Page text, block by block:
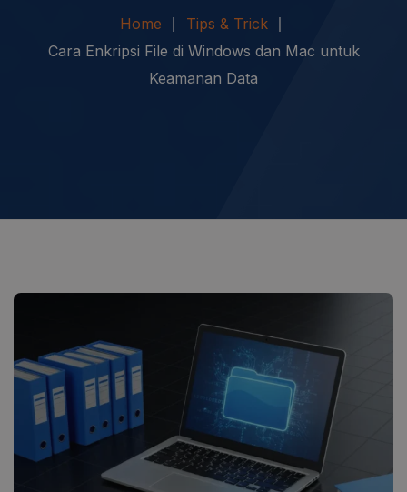
Home
Tips & Trick
Cara Enkripsi File di Windows dan Mac untuk
Keamanan Data